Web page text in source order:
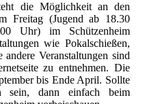
die Möglichkeit an den
Freitag (Jugend ab 18.30
Uhr) im Schützenheim
wie Pokalschießen,
andere Veranstaltungen sind
zu entnehmen. Die
bis Ende April. Sollte
sein, dann einfach beim